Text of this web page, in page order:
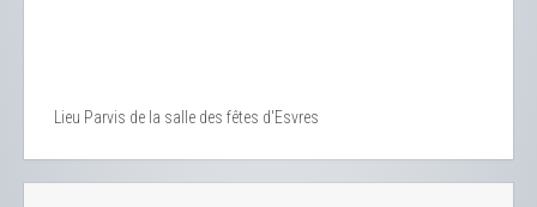
Lieu Parvis de la salle des fêtes d'Esvres